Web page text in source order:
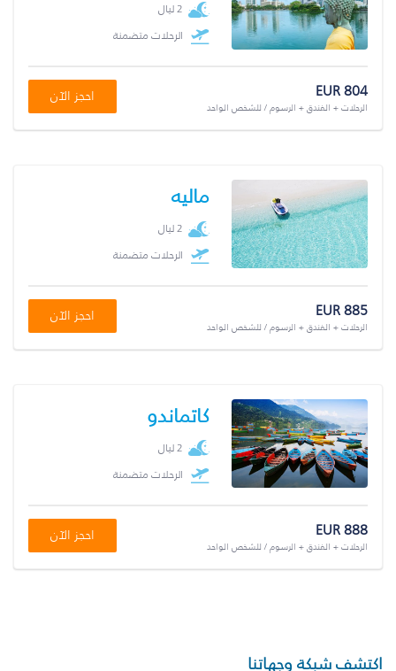
2 ليال
الرحلات متضمنة
EUR 804
الرحلات + الفندق + الرسوم / للشخص الواحد
احجز الآن
ماليه
2 ليال
الرحلات متضمنة
EUR 885
الرحلات + الفندق + الرسوم / للشخص الواحد
احجز الآن
كاتماندو
2 ليال
الرحلات متضمنة
EUR 888
الرحلات + الفندق + الرسوم / للشخص الواحد
احجز الآن
اكتشف شبكة وجهاتنا